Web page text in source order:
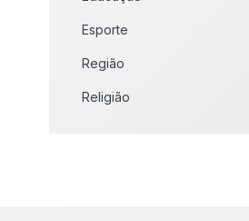
Esporte
Região
Religião